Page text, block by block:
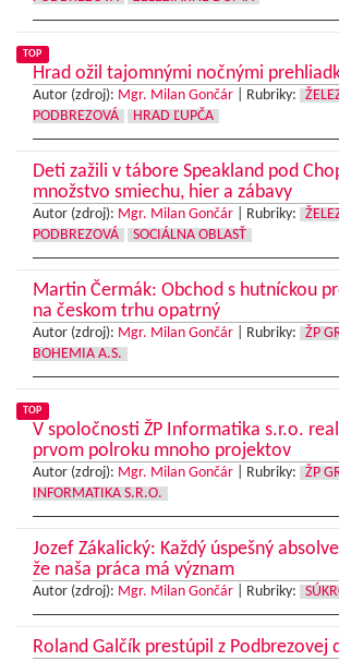
TOP
Hrad ožil tajomnými nočnými
Autor (zdroj): Mgr. Milan Gončár Rubriky:
PODBREZOVÁ
HRAD ĽUPČA
Deti zažili v tábore Speakland pod
množstvo smiechu, hier a zábavy
Autor (zdroj): Mgr. Milan Gončár Rubriky:
PODBREZOVÁ
SOCIÁLNA OBLASŤ
Martin Čermák: Obchod s hutníckou
na českom trhu opatrný
Autor (zdroj): Mgr. Milan Gončár Rubriky: ŽP
BOHEMIA A.S.
TOP
V spoločnosti ŽP Informatika s.r.o.
prvom polroku mnoho projektov
Autor (zdroj): Mgr. Milan Gončár Rubriky: ŽP
INFORMATIKA S.R.O.
Jozef Zákalický: Každý úspešný
že naša práca má význam
Autor (zdroj): Mgr. Milan Gončár Rubriky:
Roland Galčík prestúpil z Podbrezovej